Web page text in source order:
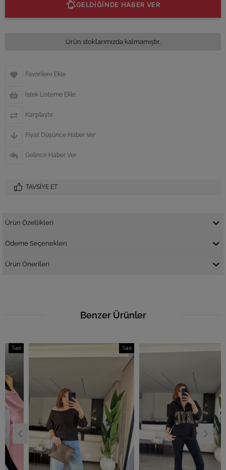
GELDİĞİNDE HABER VER
Ürün stoklarımızda kalmamıştır.
Favorilere Ekle
İstek Listeme Ekle
Karşılaştır
Fiyat Düşünce Haber Ver
Gelince Haber Ver
TAVSIYE ET
Ürün Özellikleri
Ödeme Seçenekleri
Ürün Önerileri
Benzer Ürünler
İndirim
%40İndirim